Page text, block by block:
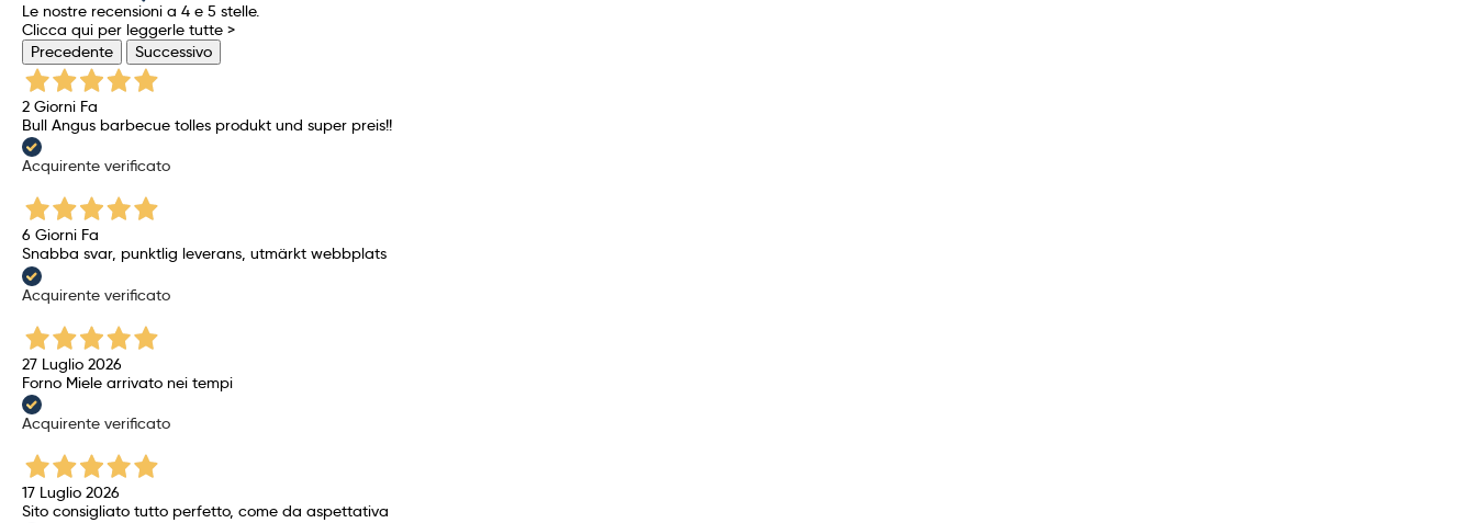
Le nostre recensioni a 4 e 5 stelle.
Clicca qui per leggerle tutte >
Precedente
Successivo
2 Giorni Fa
Bull Angus barbecue tolles produkt und super preis!!
Acquirente verificato
6 Giorni Fa
Snabba svar, punktlig leverans, utmärkt webbplats
Acquirente verificato
27 Luglio 2026
Forno Miele arrivato nei tempi
Acquirente verificato
17 Luglio 2026
Sito consigliato tutto perfetto, come da aspettativa